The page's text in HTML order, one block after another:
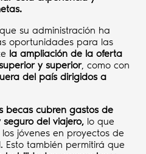
su administración ha
oportunidades para las
la ampliación de la oferta
y superior, como con
del país dirigidos a
becas cubren gastos de
del viajero, lo que
jóvenes en proyectos de
Esto también permitirá que